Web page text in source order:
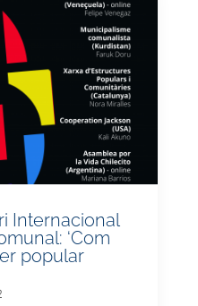
Internacional
‘Com
popular